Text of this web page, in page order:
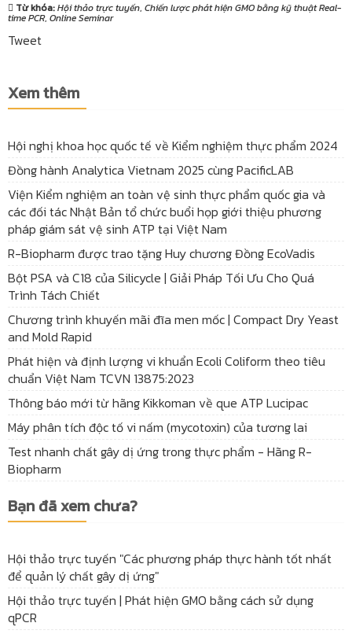
Từ khóa:Hội thảo trực tuyến, Chiến lược phát hiện GMO bằng kỹ thuật Real-
time PCR, Online Seminar
Tweet
Xem thêm
Hội nghị khoa học quốc tế về Kiểm nghiệm thực phẩm 2024
Đồng hành Analytica Vietnam 2025 cùng PacificLAB
Viện Kiểm nghiệm an toàn vệ sinh thực phẩm quốc gia và
các đối tác Nhật Bản tổ chức buổi họp giới thiệu phương
pháp giám sát vệ sinh ATP tại Việt Nam
R-Biopharm được trao tặng Huy chương Đồng EcoVadis
Bột PSA và C18 của Silicycle | Giải Pháp Tối Ưu Cho Quá
Trình Tách Chiết
Chương trình khuyến mãi đĩa men mốc | Compact Dry Yeast
and Mold Rapid
Phát hiện và định lượng vi khuẩn Ecoli Coliform theo tiêu
chuẩn Việt Nam TCVN 13875:2023
Thông báo mới từ hãng Kikkoman về que ATP Lucipac
Máy phân tích độc tố vi nấm (mycotoxin) của tương lai
Test nhanh chất gây dị ứng trong thực phẩm - Hãng R-
Biopharm
Bạn đã xem chưa?
Hội thảo trực tuyến "Các phương pháp thực hành tốt nhất
để quản lý chất gây dị ứng"
Hội thảo trực tuyến | Phát hiện GMO bằng cách sử dụng
qPCR